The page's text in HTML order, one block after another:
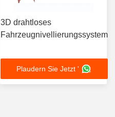
3D drahtloses
Fahrzeugnivellierungssystem
Plaudern Sie Jetzt '